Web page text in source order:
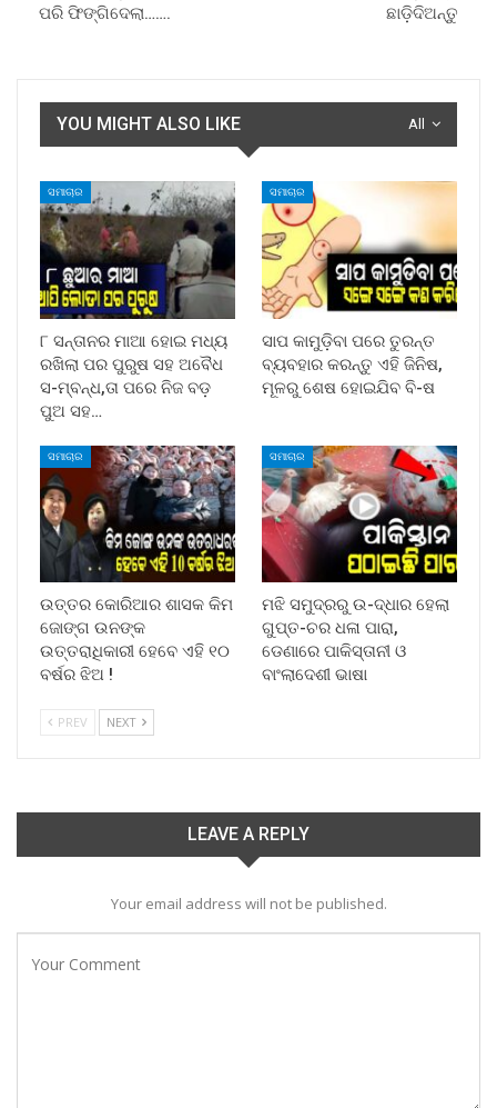
ପରି ଫିଙ୍ଗିଦେଲା……. ଛାଡ଼ିଦିଅନ୍ତୁ
All
YOU MIGHT ALSO LIKE
ସମାଚାର
୮ ସନ୍ତାନର ମାଆ ହୋଇ ମଧ୍ୟ
ରଖିଲା ପର ପୁରୁଷ ସହ ଅବୈଧ
ସ-ମ୍ବନ୍ଧ,ତା ପରେ ନିଜ ବଡ଼
ପୁଅ ସହ…
ସମାଚାର
ସାପ କାମୁଡ଼ିବା ପରେ ତୁରନ୍ତ
ବ୍ୟବହାର କରନ୍ତୁ ଏହି ଜିନିଷ,
ମୂଳରୁ ଶେଷ ହୋଇଯିବ ବି-ଷ
ସମାଚାର
ଉତ୍ତର କୋରିଆର ଶାସକ କିମ
ଜୋଙ୍ଗ ଉନଙ୍କ
ଉତ୍ତରାଧିକାରୀ ହେବେ ଏହି ୧୦
ବର୍ଷର ଝିଅ !
ସମାଚାର
ମଝି ସମୁଦ୍ରରୁ ଉ-ଦ୍ଧାର ହେଲା
ଗୁପ୍ତ-ଚର ଧଳା ପାରା,
ଡେଣାରେ ପାକିସ୍ତାନୀ ଓ
ବାଂଲାଦେଶୀ ଭାଷା
PREV NEXT
LEAVE A REPLY
Your email address will not be published.